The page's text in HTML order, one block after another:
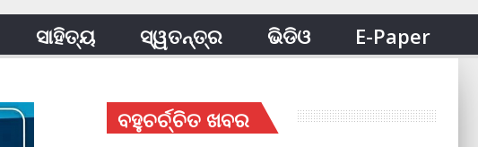
ସାହିତ୍ୟ ସ୍ୱତନ୍ତ୍ର ଭିଡିଓ E-Paper
ବହୁଚର୍ଚ୍ଚିତ ଖବର